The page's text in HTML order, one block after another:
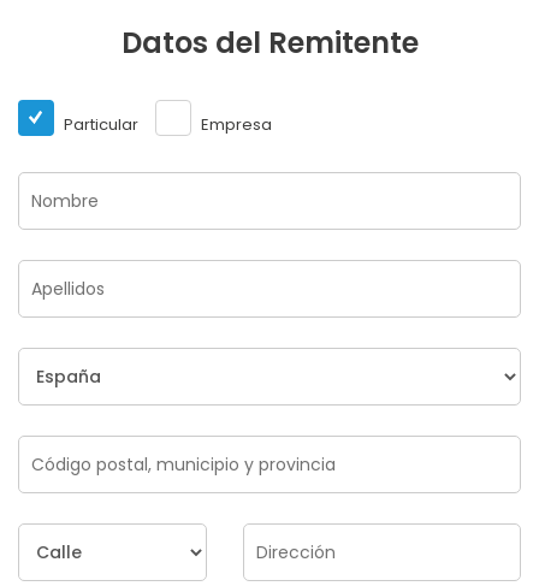
Datos del Remitente
Particular Empresa